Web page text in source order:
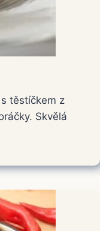
těstíčkem z
Skvělá